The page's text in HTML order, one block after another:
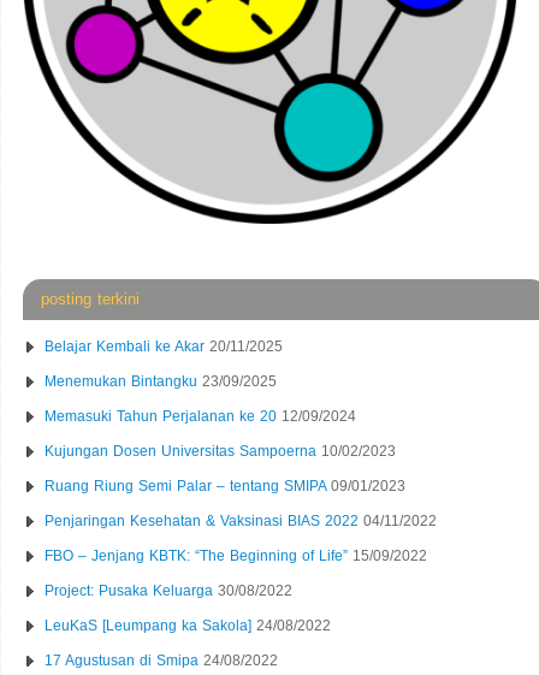
posting terkini
Belajar Kembali ke Akar 20/11/2025
Menemukan Bintangku 23/09/2025
Memasuki Tahun Perjalanan ke 20 12/09/2024
Kujungan Dosen Universitas Sampoerna 10/02/2023
Ruang Riung Semi Palar – tentang SMIPA 09/01/2023
Penjaringan Kesehatan & Vaksinasi BIAS 2022 04/11/2022
FBO – Jenjang KBTK: “The Beginning of Life” 15/09/2022
Project: Pusaka Keluarga 30/08/2022
LeuKaS [Leumpang ka Sakola] 24/08/2022
17 Agustusan di Smipa 24/08/2022